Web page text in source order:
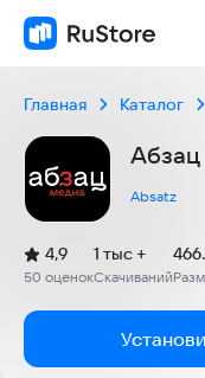
Главная Каталог
Абзац
Absatz
Рейтинг:
4,9
(
50 оценок
)
Скачиваний
1 тыс +